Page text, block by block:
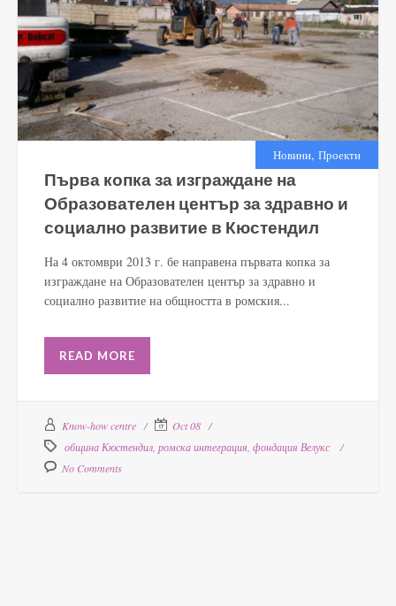
Новини, Проекти
Първа копка за изграждане на
Образователен център за здравно и
социално развитие в Кюстендил
На 4 октомври 2013 г. бе направена първата копка за
изграждане на Образователен център за здравно и
социално развитие на общността в ромския...
READ MORE
Know-how centre
Oct 08
община Кюстендил ромска интеграция фондация Велукс
No Comments